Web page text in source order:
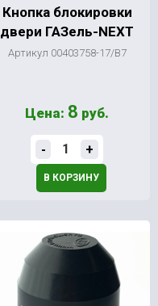
Кнопка блокировки
двери ГАЗель-NEXT
Артикул 00403758-17/В7
Цена: 8 руб.
- +
В КОРЗИНУ